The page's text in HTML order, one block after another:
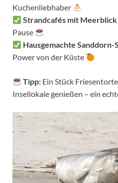
Kuchenliebhaber
Strandcafés mit Meerblick
Pause
Hausgemachte
Power von der Küste
Tipp: Ein Stück
Insellokale genießen – ein